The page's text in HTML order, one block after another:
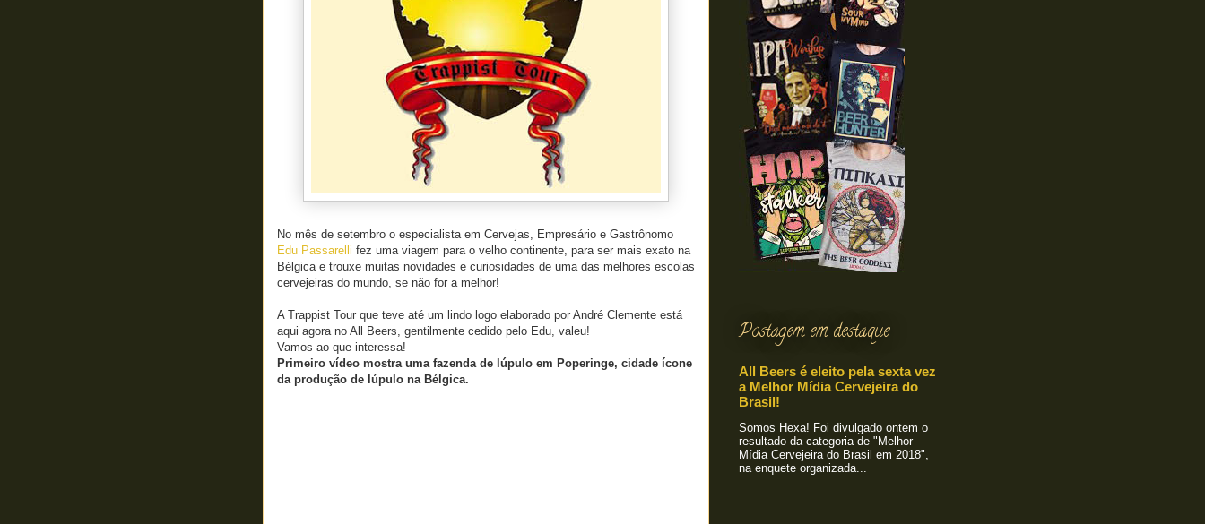
No mês de setembro o especialista em Cervejas, Empresário e Gastrônomo
Edu Passarelli fez uma viagem para o velho continente, para ser mais exato na
Bélgica e trouxe muitas novidades e curiosidades de uma das melhores escolas
cervejeiras do mundo, se não for a melhor!
A Trappist Tour que teve até um lindo logo elaborado por André Clemente está
aqui agora no All Beers, gentilmente cedido pelo Edu, valeu!
Vamos ao que interessa!
Primeiro vídeo mostra uma fazenda de lúpulo em Poperinge, cidade ícone
da produção de lúpulo na Bélgica.
Postagem em destaque
All Beers é eleito pela sexta vez
a Melhor Mídia Cervejeira do
Brasil!
Somos Hexa! Foi divulgado ontem o
resultado da categoria de "Melhor
Mídia Cervejeira do Brasil em 2018",
na enquete organizada...